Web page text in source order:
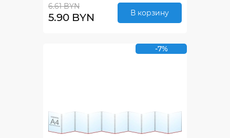
6.61 BYN
5.90 BYN В корзину
-7%